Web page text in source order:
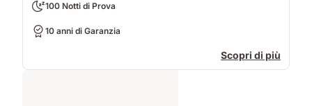
100 Notti di Prova
10 anni di Garanzia
Scopri di più